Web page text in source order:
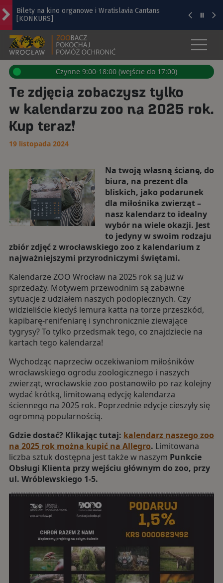
Bilety na kino organowe i Wratislavia Cantans
[KONKURS]
Ruszył remont na ul. Klecińskiej. Zatoki
autobusowe na pierwszy ogień
Z Wrocławia o kosmosie: Potencjał Wrocławia i
Dolnego Śląska w sektorze technologii
Mieszkanie z SIM Wrocław. Taniej niż na wolnym
rynku!
Tajwański park technologiczny w Miękini
ZOO WROCŁAW - OFICJALNA
Otwór
menu
Czynne 9:00-18:00 (wejście do 17:00)
Te zdjęcia zobaczysz tylko
w kalendarzu zoo na 2025 rok.
Kup teraz!
19 listopada 2024
Na twoją własną ścianę, do
biura, na prezent dla
bliskich, jako podarunek
dla miłośnika zwierząt –
nasz kalendarz to idealny
wybór na wiele okazji. Jest
to jedyny w swoim rodzaju
zbiór zdjęć z wrocławskiego zoo z kalendarium z
najważniejszymi przyrodniczymi świętami.
Kalendarze ZOO Wrocław na 2025 rok są już w
sprzedaży. Motywem przewodnim są zabawne
sytuacje z udziałem naszych podopiecznych. Czy
widzieliście kiedyś lemura katta na torze przeszkód,
kapibarę-renifeniarę i synchronicznie ziewające
tygrysy? To tylko przedsmak tego, co znajdziecie na
kartach tego kalendarza!
Wychodząc naprzeciw oczekiwaniom miłośników
wrocławskiego ogrodu zoologicznego i naszych
zwierząt, wrocławskie zoo postanowiło po raz kolejny
wydać krótką, limitowaną edycję kalendarza
ściennego na 2025 rok. Poprzednie edycje cieszyły się
ogromną popularnością.
Gdzie dostać? Klikając tutaj: kalendarz naszego zoo
na 2025 rok można kupić na Allegro. Limitowana
liczba sztuk dostępna jest także w naszym Punkcie
Obsługi Klienta przy wejściu głównym do zoo, przy
ul. Wróblewskiego 1-5.